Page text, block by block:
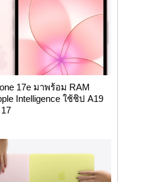
17e มาพร้อม RAM
Intelligence ใช้ชิป A19